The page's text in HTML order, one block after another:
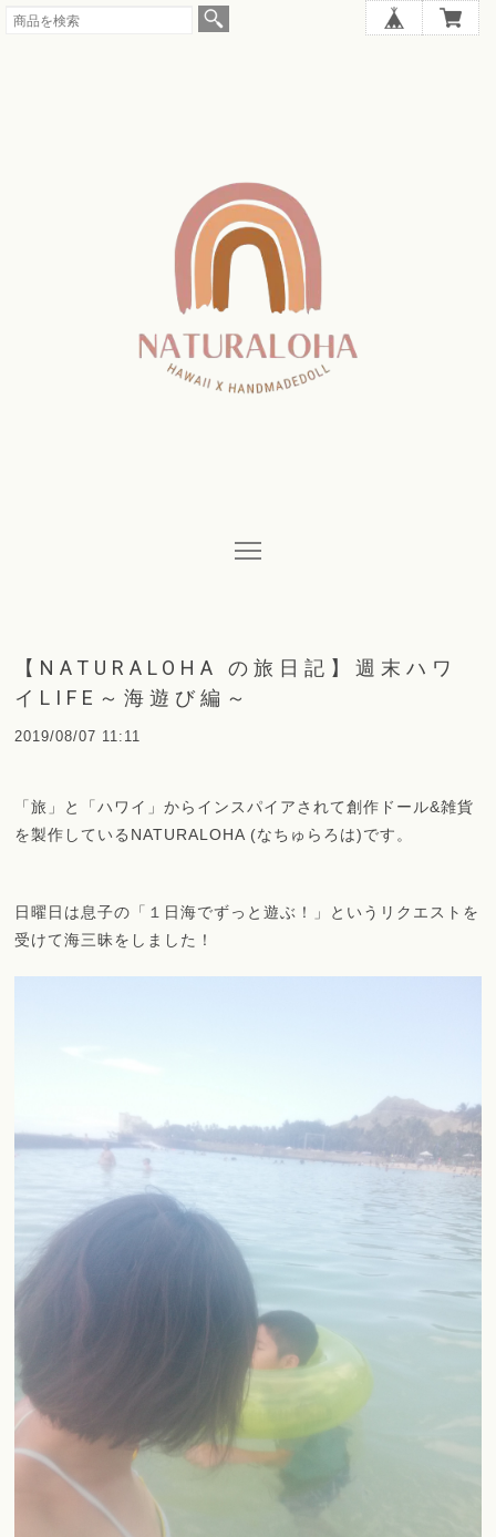
【NATURALOHA の旅日記】週末ハワ
イLIFE～海遊び編～
2019/08/07 11:11
「旅」と「ハワイ」からインスパイアされて創作ドール&雑貨
を製作しているNATURALOHA (なちゅらろは)です。
日曜日は息子の「１日海でずっと遊ぶ！」というリクエストを
受けて海三昧をしました！